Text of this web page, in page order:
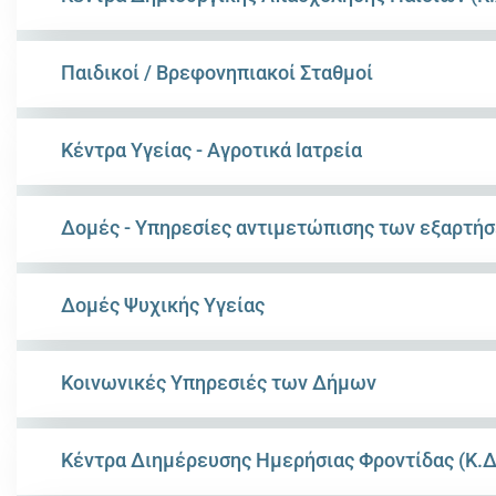
Παιδικοί / Βρεφονηπιακοί Σταθμοί
Κέντρα Υγείας - Αγροτικά Ιατρεία
Δομές - Υπηρεσίες αντιμετώπισης των
Δομές Ψυχικής Υγείας
Κοινωνικές Υπηρεσιές των Δήμων
Κέντρα Διημέρευσης Ημερήσιας Φροντίδας